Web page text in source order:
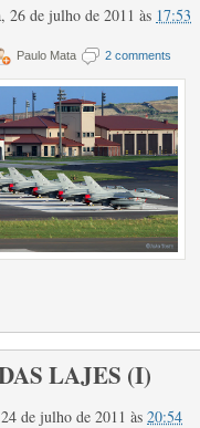
26 de julho de 2011 às 17:53
Paulo Mata 2 comments
LAJES (I)
de julho de 2011 às 20:54